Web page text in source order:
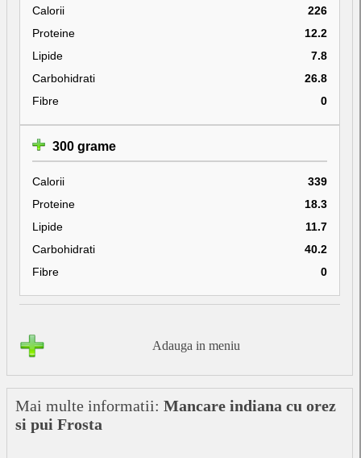
Calorii
226
Proteine
12.2
Lipide
7.8
Carbohidrati
26.8
Fibre
0
300 grame
Calorii
339
Proteine
18.3
Lipide
11.7
Carbohidrati
40.2
Fibre
0
Adauga in meniu
Mai multe informatii: Mancare indiana cu orez
si pui Frosta